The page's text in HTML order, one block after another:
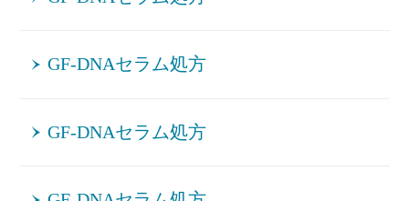
GF-DNAセラム処方
GF-DNAセラム処方